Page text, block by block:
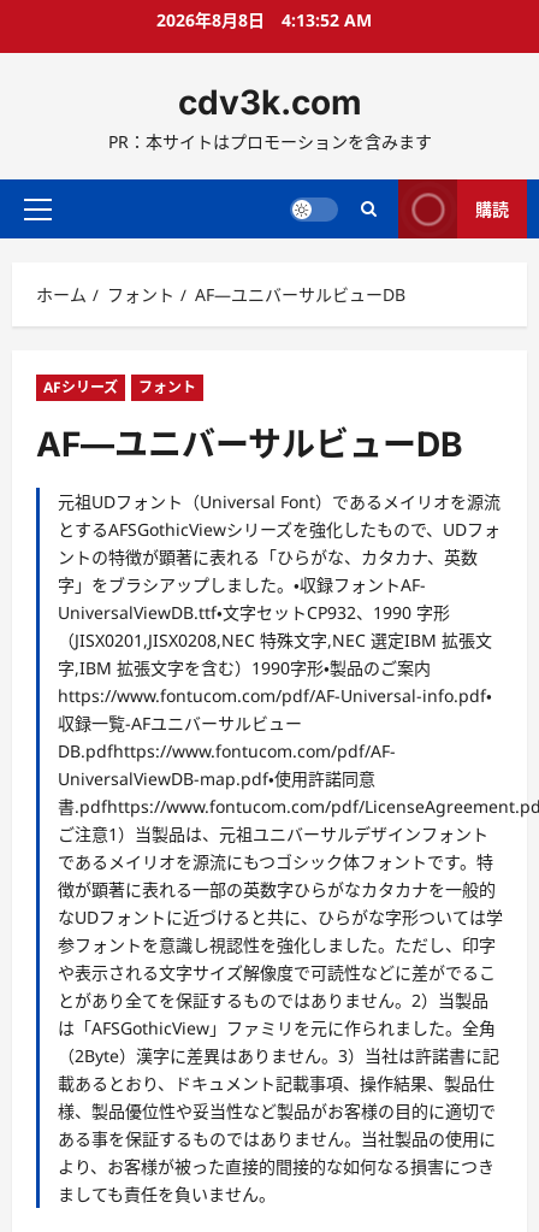
ス
ッ
2026年8月8日 4:13:52 AM
cdv3k.com
PR：本サイトはプロモーションを含みます
メ
メ
ニ
ー
購読
ホーム フォント AF―ユニバーサルビューDB
AFシリーズ フォント
AF―ユニバーサルビューDB
元祖UDフォント（Universal Font）であるメイリオを源流
とするAFSGothicViewシリーズを強化したもので、UDフォ
ントの特徴が顕著に表れる「ひらがな、カタカナ、英数
字」をブラシアップしました。・収録フォントAF-
UniversalViewDB.ttf・文字セットCP932、1990 字形
（JISX0201,JISX0208,NEC 特殊文字,NEC 選定IBM 拡張文
字,IBM 拡張文字を含む）1990字形・製品のご案内
https://www.fontucom.com/pdf/AF-Universal-info.pdf・
収録一覧-AFユニバーサルビュー
DB.pdfhttps://www.fontucom.com/pdf/AF-
UniversalViewDB-map.pdf・使用許諾同意
書.pdfhttps://www.fontucom.com/pdf/
ご注意1）当製品は、元祖ユニバーサルデザインフォント
であるメイリオを源流にもつゴシック体フォントです。特
徴が顕著に表れる一部の英数字ひらがなカタカナを一般的
なUDフォントに近づけると共に、ひらがな字形ついては学
参フォントを意識し視認性を強化しました。ただし、印字
や表示される文字サイズ解像度で可読性などに差がでるこ
とがあり全てを保証するものではありません。2）当製品
は「AFSGothicView」ファミリを元に作られました。全角
（2Byte）漢字に差異はありません。3）当社は許諾書に記
載あるとおり、ドキュメント記載事項、操作結果、製品仕
様、製品優位性や妥当性など製品がお客様の目的に適切で
ある事を保証するものではありません。当社製品の使用に
より、お客様が被った直接的間接的な如何なる損害につき
ましても責任を負いません。